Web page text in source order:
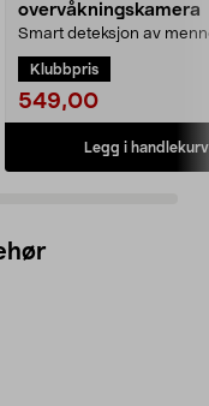
overvåkningskamera
Smart deteksjon av
alarmer. Reo...
Klubbpris
549,00
Legg i handlekurv